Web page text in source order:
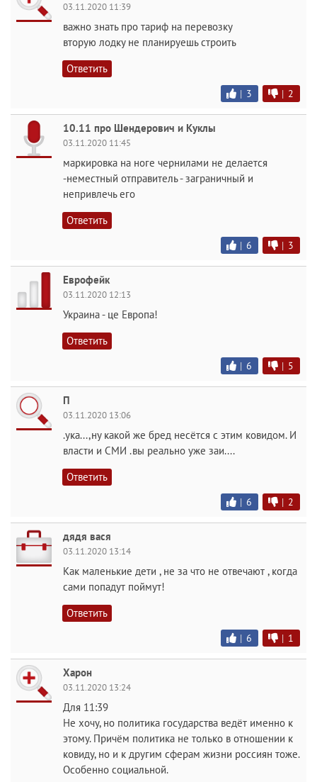
03.11.2020 11:39
важно знать про тариф на перевозку
вторую лодку не планируешь строить
Ответить
| 3 | 2
10.11 про Шендерович и Куклы
03.11.2020 11:45
маркировка на ноге чернилами не делается
-неместный отправитель - заграничный и
непривлечь его
Ответить
| 6 | 3
Еврофейк
03.11.2020 12:13
Украина - це Европа!
Ответить
| 6 | 5
П
03.11.2020 13:06
.ука...,ну какой же бред несётся с этим ковидом. И
власти и СМИ .вы реально уже заи....
Ответить
| 6 | 2
дядя вася
03.11.2020 13:14
Как маленькие дети , не за что не отвечают , когда
сами попадут поймут!
Ответить
| 6 | 1
Харон
03.11.2020 13:24
Для 11:39
Не хочу, но политика государства ведёт именно к
этому. Причём политика не только в отношении к
ковиду, но и к другим сферам жизни россиян тоже.
Особенно социальной.